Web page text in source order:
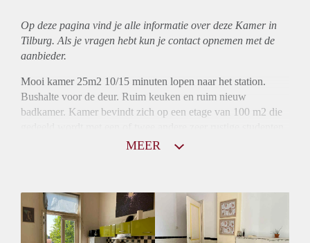
Op deze pagina vind je alle informatie over deze Kamer in
Tilburg. Als je vragen hebt kun je contact opnemen met de
aanbieder.
Mooi kamer 25m2 10/15 minuten lopen naar het station.
Bushalte voor de deur. Ruim keuken en ruim nieuw
badkamer. Kamer bevindt zich op een etage van 100 m2 die
MEER